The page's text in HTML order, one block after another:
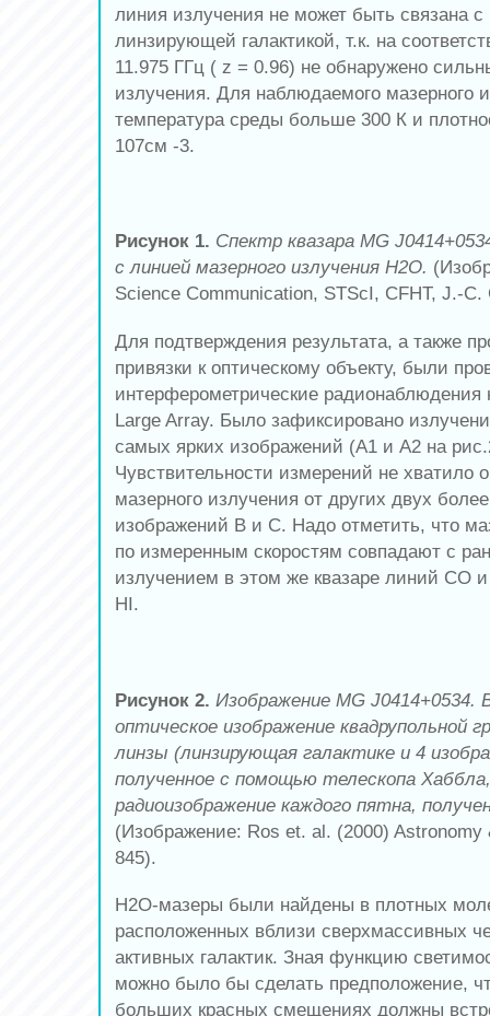
линия излучения не может быть связана с
линзирующей галактикой, т.к. на
11.975 ГГц ( z = 0.96) не обнаружено
излучения. Для наблюдаемого мазерного
температура среды больше 300 К и
107cм -3.
Рисунок 1. Спектр квазара MG
с линией мазерного излучения H2O.
Science Communication, STScI, CFHT, J.-C.
Для подтверждения результата, а также
привязки к оптическому объекту, были
интерферометрические радионаблюдения
Large Array. Было зафиксировано
самых ярких изображений (А1 и А2 на
Чувствительности измерений не хватило
мазерного излучения от других двух
изображений В и С. Надо отметить, что
по измеренным скоростям совпадают с
излучением в этом же квазаре линий СО
HI.
Рисунок 2. Изображение MG J0414+0534.
оптическое изображение квадрупольной
линзы (линзирующая галактике и 4
полученное с помощью телескопа
радиоизображение каждого пятна,
(Изображение: Ros et. al. (2000)
845).
H2O-мазеры были найдены в плотных
расположенных вблизи сверхмассивных
активных галактик. Зная функцию
можно было бы сделать предположение,
больших красных смещениях должны